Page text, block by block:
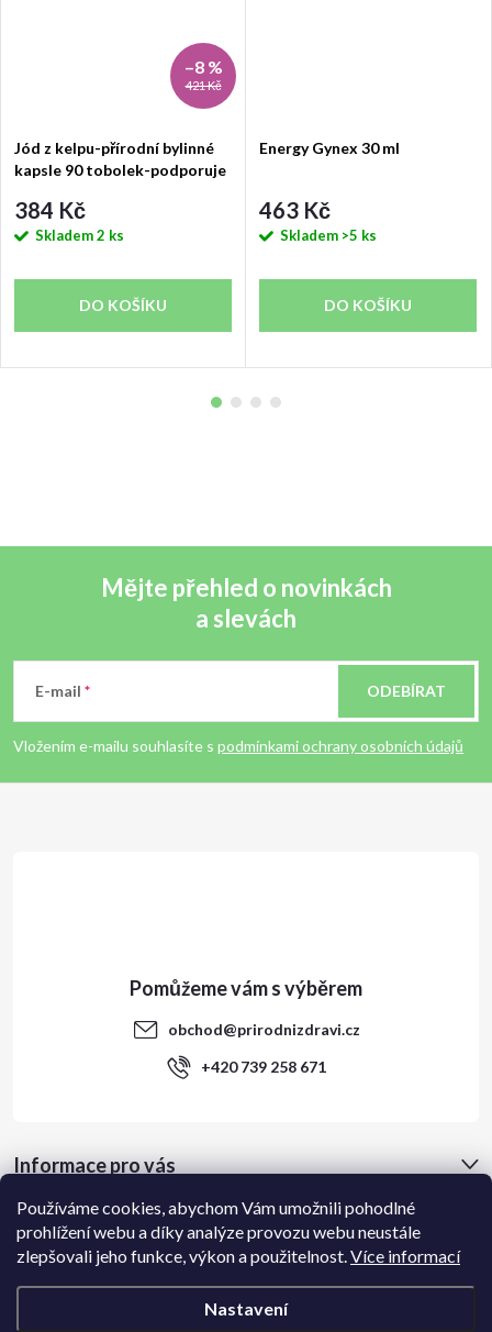
Používáme cookies, abychom Vám umožnili pohodlné
prohlížení webu a díky analýze provozu webu neustále
zlepšovali jeho funkce, výkon a použitelnost.Více informací
Nastavení
421 Kč
–8 %
Jód z kelpu-přírodní bylinné
kapsle 90 tobolek-podporuje
384 Kč
Skladem2 ks
DO KOŠÍKU
Energy Gynex 30 ml
463 Kč
Skladem >5 ks
DO KOŠÍKU
p
Mějte přehled o novinkách
a slevách
E-mail
Vložením e-mailu souhlasíte s podmínkami ochrany osobních údajů
ODEBÍRAT
Informace pro vás
obchod@prirodnizdravi.cz
+420 739 258 671
Přijímáme online platby